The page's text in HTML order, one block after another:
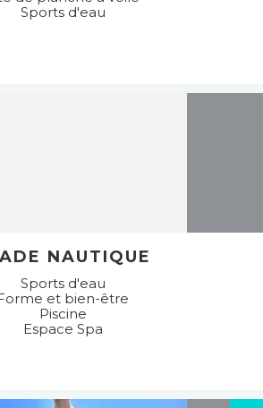
Sports d'eau
NAUTIQUE
Sports d'eau
et bien-être
Piscine
Espace Spa